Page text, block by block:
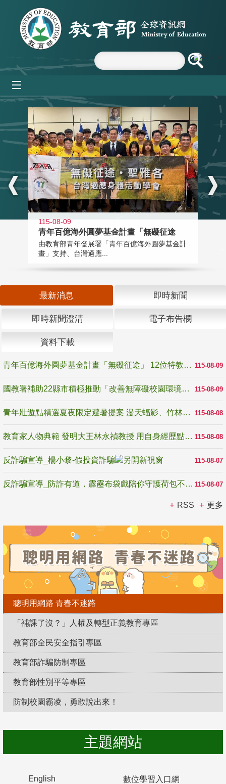
跳到主要內容區塊
:::
115-08-09
青年百億海外圓夢基金計畫「無礙征途
由教育部青年發展署「青年百億海外圓夢基金計
畫」支持、台灣適應...
最新消息 即時新聞
即時新聞澄清 電子布告欄
資料下載
115-08-09
青年百億海外圓夢基金計畫「無礙征途」 12位特教與弱勢青年勇闖西班牙 跨越感官限制見證生命蛻變
115-08-09
國教署補助22縣市積極推動「改善無障礙校園環境計畫」 打造友善、安全、無礙學習空間
115-08-08
青年壯遊點精選夏夜限定避暑提案 漫天蝠影、竹林尋蛙、茶香夜觀 邀青年暮色出發
115-08-08
教育家人物典範 發明大王林永禎教授 用自身經歷點亮學生的路
115-08-07
反詐騙宣導_楊小黎-假投資詐騙
115-08-07
反詐騙宣導_防詐有道，霹靂布袋戲陪你守護荷包不受騙
RSS 更多
聰明用網路 青春不迷路
「補課了沒？」人權及轉型正義教育專區
教育部全民安全指引專區
教育部詐騙防制專區
教育部性別平等專區
防制校園霸凌，勇敢說出來！
主題網站
English 數位學習入口網